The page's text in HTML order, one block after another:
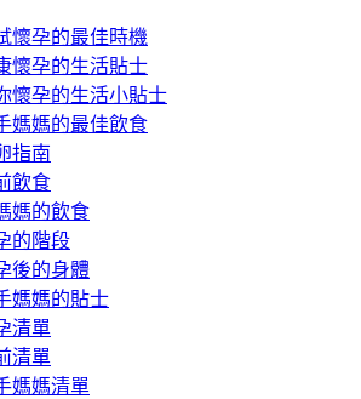
懷孕的最佳時機
懷孕的生活貼士
懷孕的生活小貼士
媽媽的最佳飲食
指南
飲食
媽的飲食
的階段
後的身體
媽媽的貼士
清單
清單
媽媽清單